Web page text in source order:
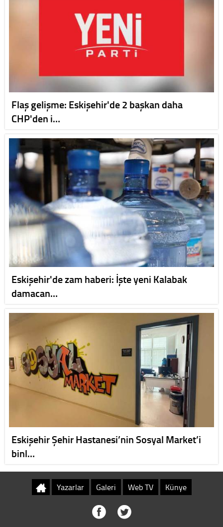
Flaş gelişme: Eskişehir'de 2 başkan daha
CHP'den i…
Eskişehir'de zam haberi: İşte yeni Kalabak
damacan…
Eskişehir Şehir Hastanesi’nin Sosyal Market’i
binl…
Yazarlar Galeri Web TV Künye